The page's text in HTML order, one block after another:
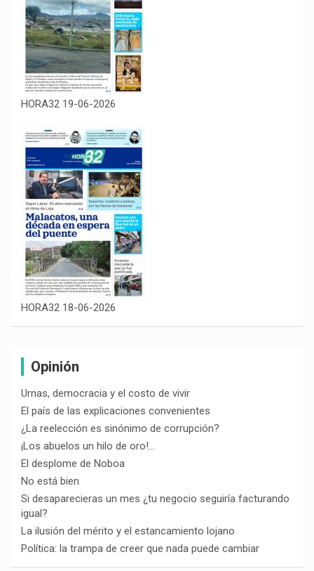
HORA32 19-06-2026
HORA32 18-06-2026
Opinión
Urnas, democracia y el costo de vivir
El país de las explicaciones convenientes
¿La reelección es sinónimo de corrupción?
¡Los abuelos un hilo de oro!…
El desplome de Noboa
No está bien
Si desaparecieras un mes ¿tu negocio seguiría facturando
igual?
La ilusión del mérito y el estancamiento lojano
Política: la trampa de creer que nada puede cambiar